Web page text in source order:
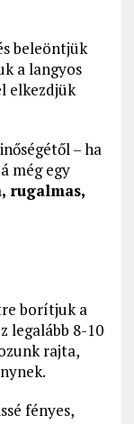
beleöntjük
a langyos
elkezdjük
– ha
még egy
rugalmas,
borítjuk a
legalább 8-10
rajta,
fényes,